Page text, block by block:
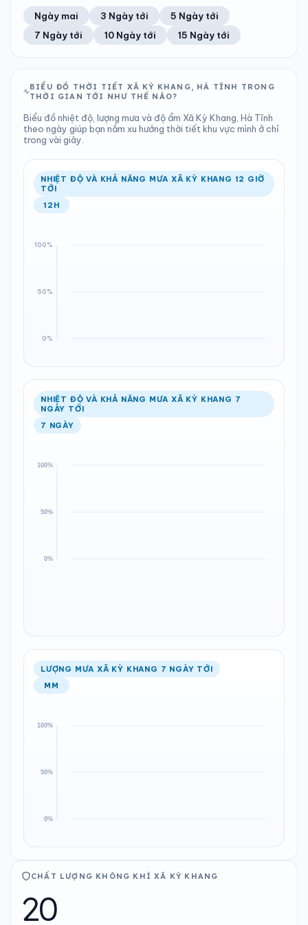
23°C 0%
Khả năng mưa
0 mm
Tổng cả ngày
998 hPa
Bình thường
12
Chỉ số UV
Tốt
Ước lượng
23°C
Ổn định
79%
Khả năng mưa
Trung bình ngày Tốc độ gió
TIA UV TẦM NHÌN
LƯỢNG MƯA
0.63 mm
Tổng cả ngày
ÁP SUẤT
999 hPa
Bình thường
Ổn định Khả năng mưa
Ngày mai 3 Ngày tới
5 Ngày tới
7 Ngày tới
10 Ngày tới 15 Ngày tới
BIỂU ĐỒ THỜI TIẾT XÃ KỲ KHANG, HÀ TĨNH TRONG
THỜI GIAN TỚI NHƯ THẾ NÀO?
Biểu đồ nhiệt độ, lượng mưa và độ ẩm Xã Kỳ Khang, Hà Tĩnh
theo ngày giúp bạn nắm xu hướng thời tiết khu vực mình ở chỉ
trong vài giây.
NHIỆT ĐỘ VÀ KHẢ NĂNG MƯA XÃ KỲ KHANG 12 GIỜ
TỚI
12H
NHIỆT ĐỘ VÀ KHẢ NĂNG MƯA XÃ KỲ KHANG 7
NGÀY TỚI
7 NGÀY
LƯỢNG MƯA XÃ KỲ KHANG 7 NGÀY TỚI
MM
CHẤT LƯỢNG KHÔNG KHÍ XÃ KỲ KHANG
20